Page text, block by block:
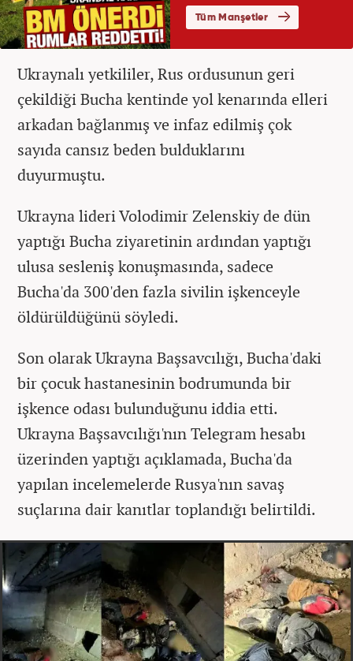
Ukraynalı yetkililer, Rus ordusunun geri
çekildiği Bucha kentinde yol kenarında elleri
arkadan bağlanmış ve infaz edilmiş çok
sayıda cansız beden bulduklarını
duyurmuştu.
Ukrayna lideri Volodimir Zelenskiy de dün
yaptığı Bucha ziyaretinin ardından yaptığı
ulusa sesleniş konuşmasında, sadece
Bucha'da 300'den fazla sivilin işkenceyle
öldürüldüğünü söyledi.
Son olarak Ukrayna Başsavcılığı, Bucha'daki
bir çocuk hastanesinin bodrumunda bir
işkence odası bulunduğunu iddia etti.
Ukrayna Başsavcılığı'nın Telegram hesabı
üzerinden yaptığı açıklamada, Bucha'da
yapılan incelemelerde Rusya'nın savaş
suçlarına dair kanıtlar toplandığı belirtildi.